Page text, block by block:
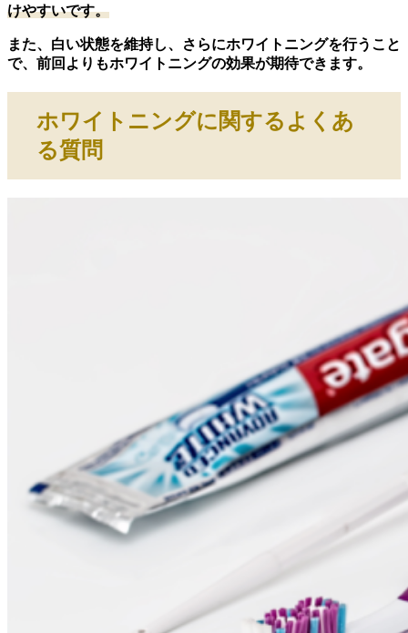
けやすいです。
また、白い状態を維持し、さらにホワイトニングを行うこと
で、前回よりもホワイトニングの効果が期待できます。
ホワイトニングに関するよくあ
る質問